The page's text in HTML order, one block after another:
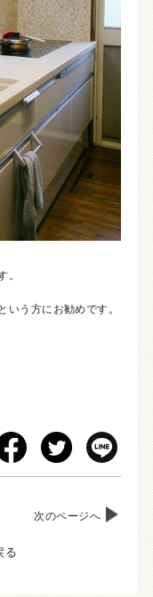
。
いう方にお勧めです。
次のページへ
る